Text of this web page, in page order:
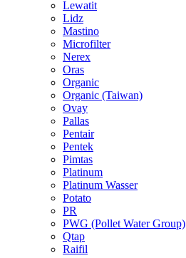
Lewatit
Lidz
Mastino
Microfilter
Nerex
Oras
Organic
Organic (Taiwan)
Ovay
Pallas
Pentair
Pentek
Pimtas
Platinum
Platinum Wasser
Potato
PR
PWG (Pollet Water Group)
Qtap
Raifil